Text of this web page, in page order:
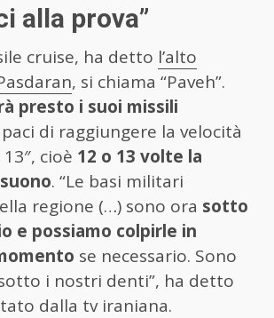
alla prova”
cruise, ha detto l’alto
, si chiama “Paveh”.
presto i suoi missili
di raggiungere la velocità
cioè 12 o 13 volte la
. “Le basi militari
regione (…) sono ora sotto
e possiamo colpirle in
se necessario. Sono
i nostri denti”, ha detto
dalla tv iraniana.